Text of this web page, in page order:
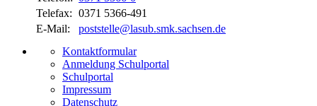
Telefax: 0371 5366-491
E-Mail:
poststelle@lasub.smk.sachsen.de
Kontaktformular
Anmeldung Schulportal
Schulportal
Impressum
Datenschutz